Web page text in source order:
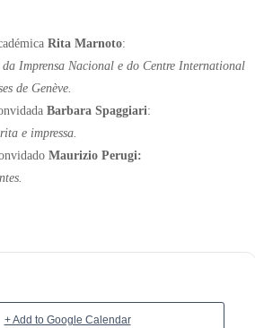
Rita Marnoto:
Imprensa Nacional e do Centre International
de Genève.
Barbara Spaggiari:
e impressa.
Maurizio Perugi:
+ Add to Google Calendar